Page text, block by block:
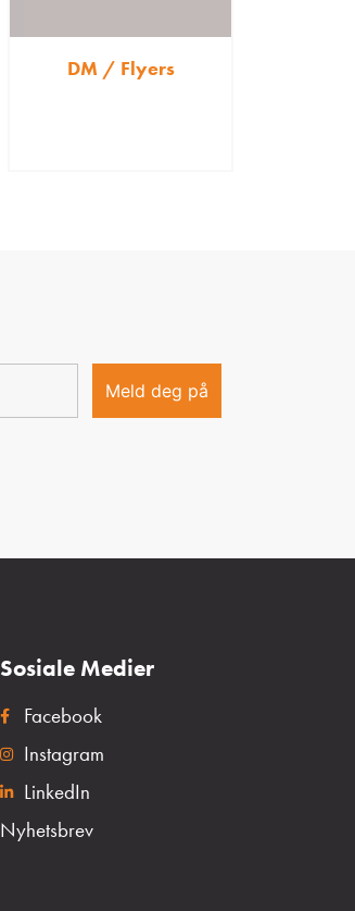
DM / Flyers
Sosiale Medier
Facebook
Instagram
LinkedIn
Nyhetsbrev